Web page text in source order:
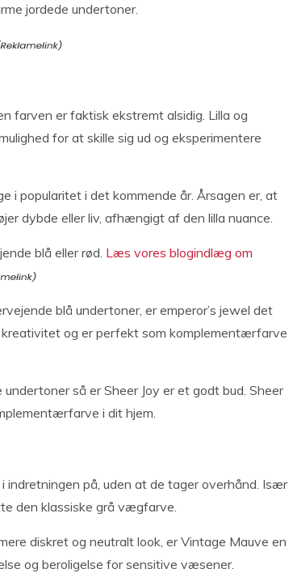
jordede undertoner.
farven er faktisk ekstremt alsidig. Lilla og
for at skille sig ud og eksperimentere
i popularitet i det kommende år. Årsagen er, at
dybde eller liv, afhængigt af den lilla nuance.
blå eller rød. Læs vores blogindlæg om
blå undertoner, er emperor’s jewel det
kreativitet og er perfekt som komplementærfarve
så er Sheer Joy er et godt bud. Sheer
i dit hjem.
på, uden at de tager overhånd. Især
den klassiske grå vægfarve.
diskret og neutralt look, er Vintage Mauve en
og beroligelse for sensitive væsener.